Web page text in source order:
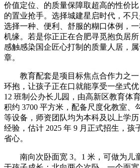
价值定位、的质量保障取超高的性价
的置业抢手。选择城建星启时代，不
选择一种、便利、舒服的糊口体例，
机缘。若是你正正在合肥寻觅抱负居所
感触感染国企匠心打制的质量人居，
章。
教育配套是项目标焦点合作力之一
环抱，让孩子正在口就能享受一坐式
12 班制公办长儿园，由高新区教育体
积约 3700 平方米，配备尺度化教室、
等设备，师资团队均为本科及以上学
经验，估计 2025 年 9 月正式招生，孩
省心。
南向次卧面宽 3。1 米，可做为儿